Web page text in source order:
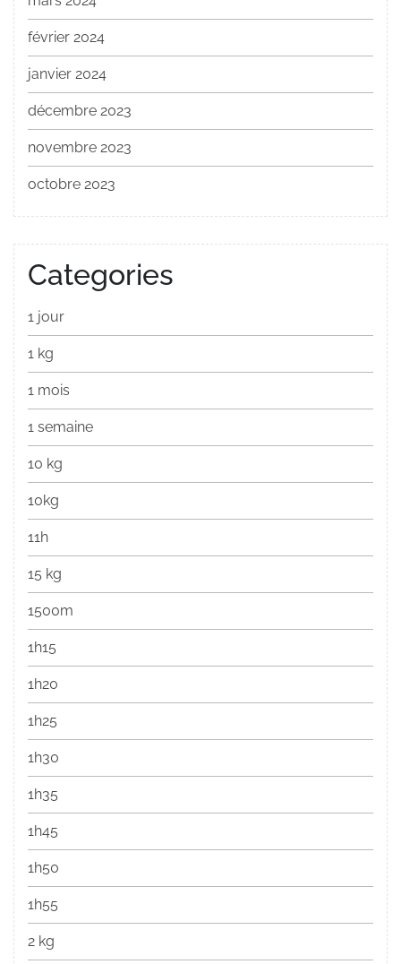
février 2024
janvier 2024
décembre 2023
novembre 2023
octobre 2023
Categories
1 jour
1 kg
1 mois
1 semaine
10 kg
10kg
11h
15 kg
1500m
1h15
1h20
1h25
1h30
1h35
1h45
1h50
1h55
2 kg